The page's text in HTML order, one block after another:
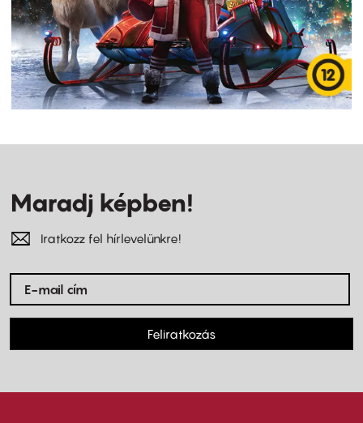
Maradj képben!
Iratkozz fel hírlevelünkre!
Feliratkozás